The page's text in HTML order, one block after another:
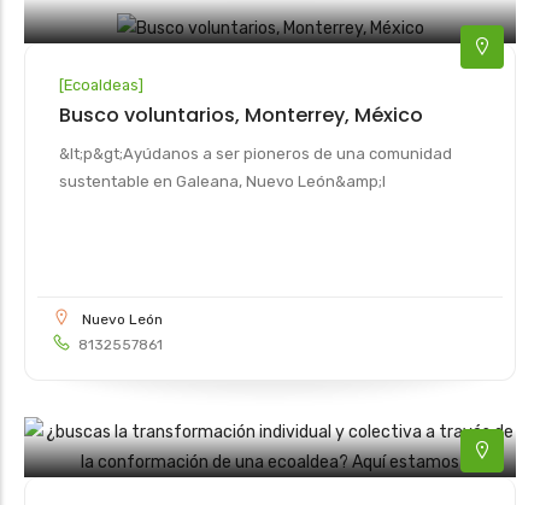
[Ecoaldeas]
Busco voluntarios, Monterrey, México
&lt;p&gt;Ayúdanos a ser pioneros de una comunidad
sustentable en Galeana, Nuevo León&amp;l
Nuevo León
8132557861